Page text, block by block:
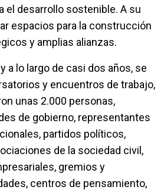
el desarrollo sostenible. A su
espacios para la construcción
y amplias alianzas.
a lo largo de casi dos años, se
y encuentros de trabajo,
unas 2.000 personas,
de gobierno, representantes
partidos políticos,
de la sociedad civil,
gremios y
centros de pensamiento,